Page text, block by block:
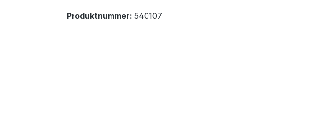
Produktnummer: 540107